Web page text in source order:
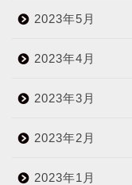
2023年5月
2023年4月
2023年3月
2023年2月
2023年1月